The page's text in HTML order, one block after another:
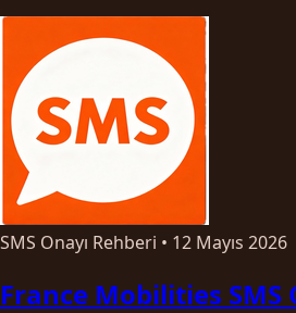
SMS Onayı Rehberi • 12 Mayıs 2026
France Mobilities SMS